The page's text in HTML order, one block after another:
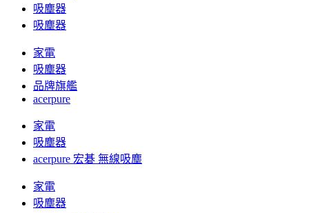
吸塵器
吸塵器
家電
吸塵器
品牌旗艦
acerpure
家電
吸塵器
acerpure 宏碁 無線吸塵
家電
吸塵器